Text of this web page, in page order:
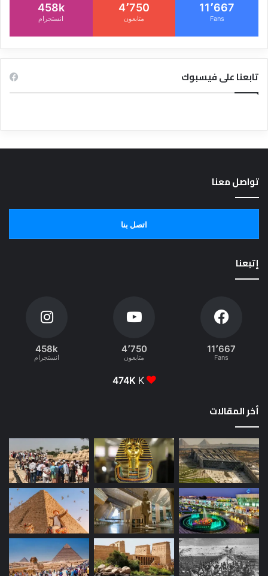
11٬667
Fans
4٬750
متابعون
458k
انستجرام
تابعنا على فيسبوك
تواصل معنا
اتصل بنا
إتبعنا
11٬667
Fans
4٬750
متابعون
458k
انستجرام
474K K
أخر المقالات